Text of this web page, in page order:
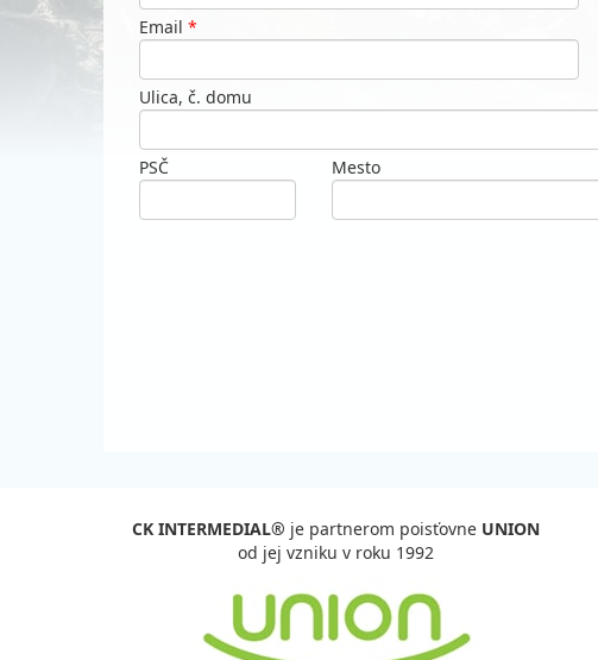
Email *
Ulica, č. domu
PSČ Mesto
CK INTERMEDIAL® je partnerom poisťovne UNION
od jej vzniku v roku 1992